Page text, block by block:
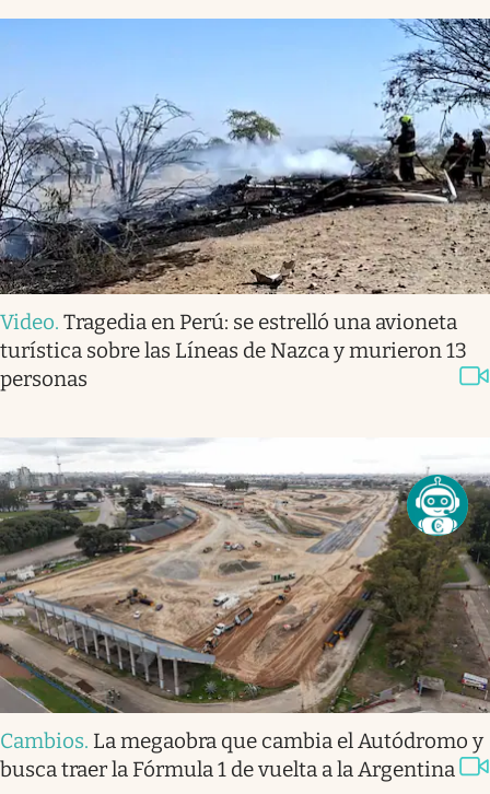
Video. Tragedia en Perú: se estrelló una avioneta
turística sobre las Líneas de Nazca y murieron 13
personas
Cambios. La megaobra que cambia el Autódromo y
busca traer la Fórmula 1 de vuelta a la Argentina